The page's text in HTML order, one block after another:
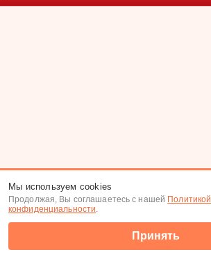
Мы используем cookies
Продолжая, Вы соглашаетесь с нашей Политикой
конфиденциальности.
Принять